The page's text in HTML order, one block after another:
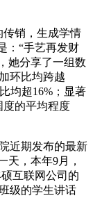
销，生成学情
：“手艺再发财
她分享了一组数
环比均跨越
均超16%；显著
度的平均程度
近期发布的最新
天，本年9月，
互联网公司的
级的学生讲话